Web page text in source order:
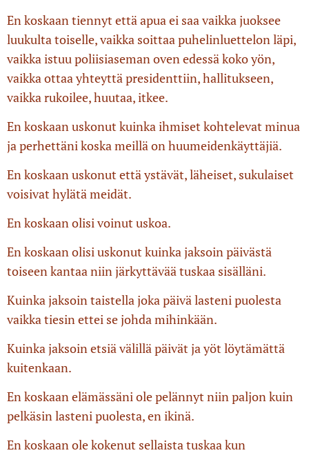
En koskaan tiennyt että apua ei saa vaikka juoksee
luukulta toiselle, vaikka soittaa puhelinluettelon läpi,
vaikka istuu poliisiaseman oven edessä koko yön,
vaikka ottaa yhteyttä presidenttiin, hallitukseen,
vaikka rukoilee, huutaa, itkee.
En koskaan uskonut kuinka ihmiset kohtelevat minua
ja perhettäni koska meillä on huumeidenkäyttäjiä.
En koskaan uskonut että ystävät, läheiset, sukulaiset
voisivat hylätä meidät.
En koskaan olisi voinut uskoa.
En koskaan olisi uskonut kuinka jaksoin päivästä
toiseen kantaa niin järkyttävää tuskaa sisälläni.
Kuinka jaksoin taistella joka päivä lasteni puolesta
vaikka tiesin ettei se johda mihinkään.
Kuinka jaksoin etsiä välillä päivät ja yöt löytämättä
kuitenkaan.
En koskaan elämässäni ole pelännyt niin paljon kuin
pelkäsin lasteni puolesta, en ikinä.
En koskaan ole kokenut sellaista tuskaa kun